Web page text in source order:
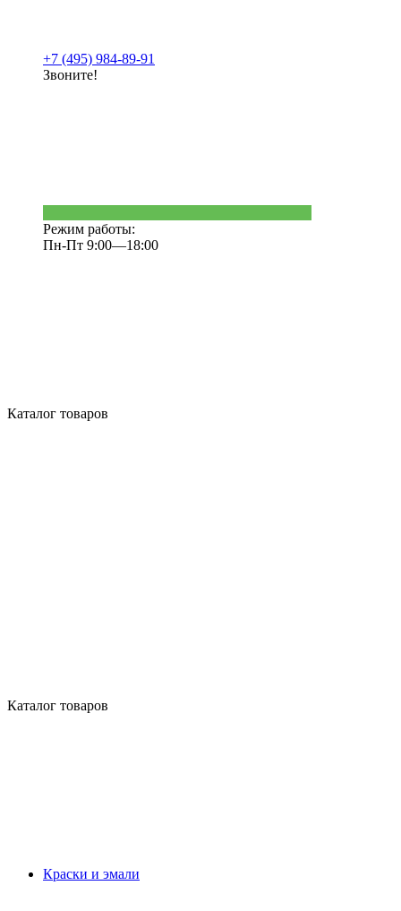
+7 (495) 984-89-91
Звоните!
Режим работы:
Пн-Пт 9:00—18:00
Каталог товаров
Каталог товаров
Краски и эмали